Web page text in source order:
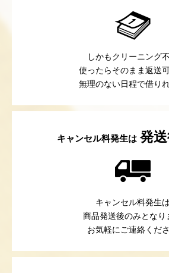
しかもクリーニング
使ったらそのまま返送可
無理のない日程で借り
キャンセル料発生は 発
キャンセル料発生は
商品発送後のみとなり
お気軽にご連絡くだ